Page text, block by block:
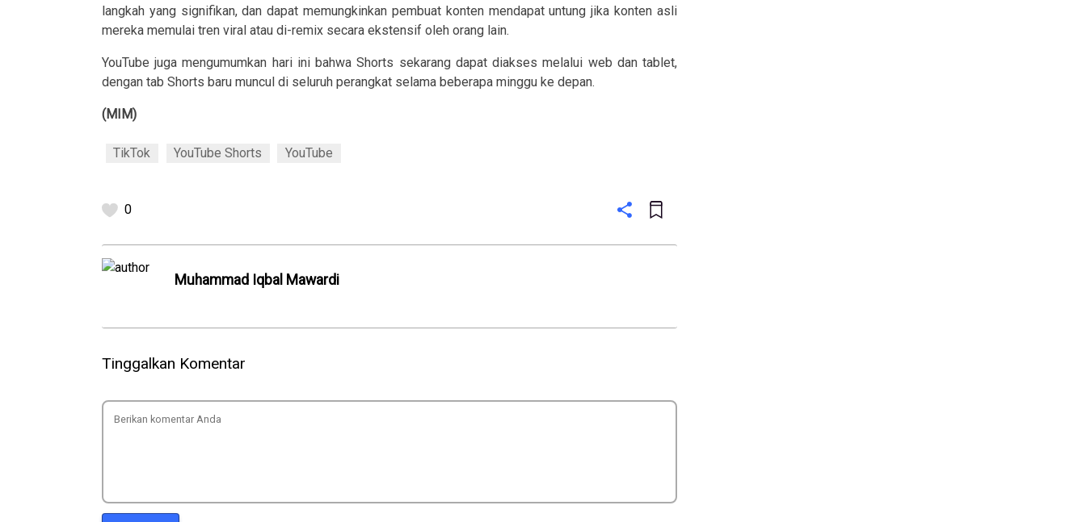
langkah yang signifikan, dan dapat memungkinkan pembuat konten mendapat untung jika konten asli
mereka memulai tren viral atau di-remix secara ekstensif oleh orang lain.
YouTube juga mengumumkan hari ini bahwa Shorts sekarang dapat diakses melalui web dan tablet,
dengan tab Shorts baru muncul di seluruh perangkat selama beberapa minggu ke depan.
(MIM)
TikTok YouTube Shorts YouTube
0
Muhammad Iqbal Mawardi
Tinggalkan Komentar